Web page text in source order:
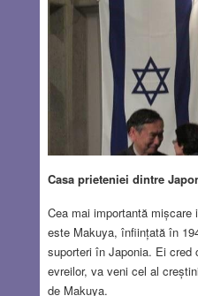
Casa prieteniei dintre
Cea mai importantă mișcare
este Makuya, înființată în
suporteri în Japonia. Ei cred
evreilor, va veni cel al
de Makuya.